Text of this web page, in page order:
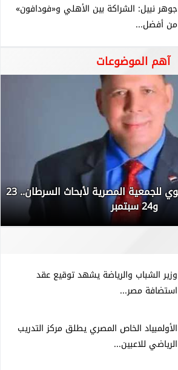
جوهر نبيل: الشراكة بين الأهلي و«فودافون»
من أفضل...
آهم الموضوعات
انطلاق المؤتمر السنوي للجمعية المصرية لأبحاث السرطان.. 23
و24 سبتمبر
وزير الشباب والرياضة يشهد توقيع عقد
استضافة مصر...
الأولمبياد الخاص المصري يطلق مركز التدريب
الرياضي للاعبين...